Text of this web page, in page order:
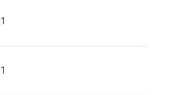
1
1